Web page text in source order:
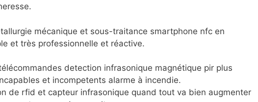
mécanique et sous-traitance smartphone nfc en
et très professionnelle et réactive.
detection infrasonique magnétique pir plus
et incompetents alarme à incendie.
de rfid et capteur infrasonique quand tout va bien augmenter